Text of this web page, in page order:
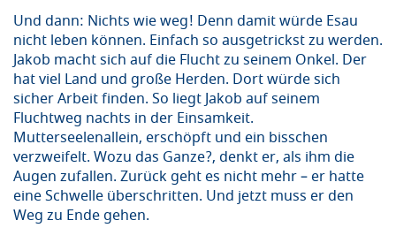
Und dann: Nichts wie weg! Denn damit würde Esau
nicht leben können. Einfach so ausgetrickst zu werden.
Jakob macht sich auf die Flucht zu seinem Onkel. Der
hat viel Land und große Herden. Dort würde sich
sicher Arbeit finden. So liegt Jakob auf seinem
Fluchtweg nachts in der Einsamkeit.
Mutterseelenallein, erschöpft und ein bisschen
verzweifelt. Wozu das Ganze?, denkt er, als ihm die
Augen zufallen. Zurück geht es nicht mehr – er hatte
eine Schwelle überschritten. Und jetzt muss er den
Weg zu Ende gehen.